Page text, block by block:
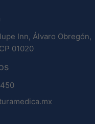
Inn, Álvaro Obregón,
01020